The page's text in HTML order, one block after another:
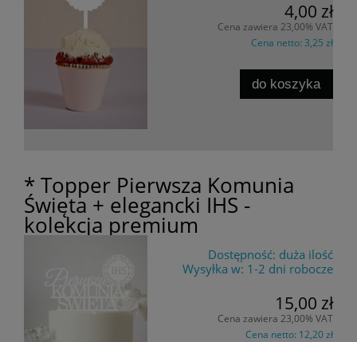
4,00 zł
Cena zawiera 23,00% VAT
Cena netto: 3,25 zł
do koszyka
* Topper Pierwsza Komunia
Święta + elegancki IHS -
kolekcja premium
Dostępność: duża ilość
Wysyłka w: 1-2 dni robocze
15,00 zł
Cena zawiera 23,00% VAT
Cena netto: 12,20 zł